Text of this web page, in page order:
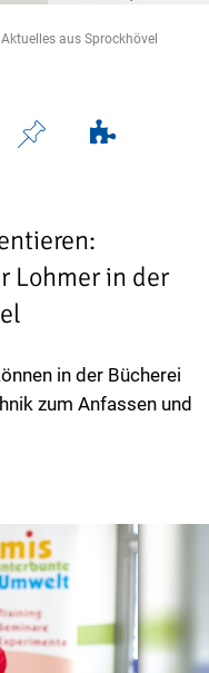
Aktuelles aus Sprockhövel
Lohmer in der
in der Bücherei
zum Anfassen und